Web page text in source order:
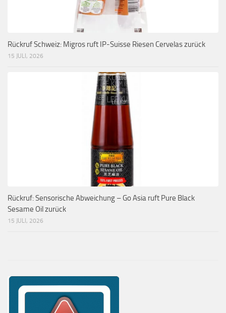
Rückruf Schweiz: Migros ruft IP-Suisse Riesen Cervelas zurück
15 JULI, 2026
Rückruf: Sensorische Abweichung – Go Asia ruft Pure Black
Sesame Oil zurück
15 JULI, 2026